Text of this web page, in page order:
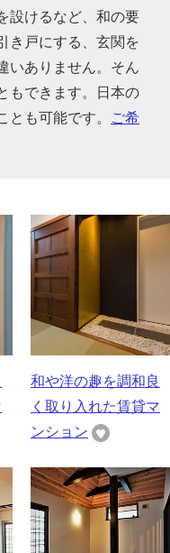
設けるなど、和の要
き戸にする、玄関を
いありません。そん
もできます。日本の
も可能です。
ご希
和や洋の趣を調和良
く取り入れた賃貸マ
ンション